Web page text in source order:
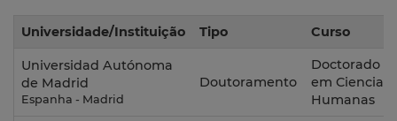
Universidade/Instituição Tipo Curso
Universidad Autónoma
de Madrid
Espanha - Madrid
Doutoramento
Doctorado
em Ciencias
Humanas